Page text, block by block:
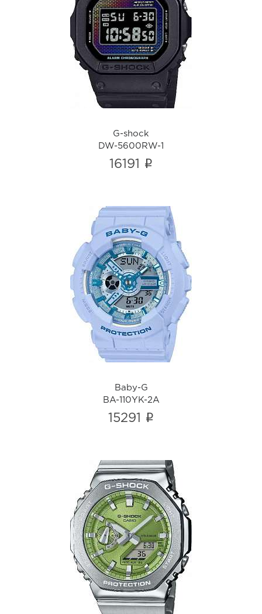
G-shock
DW-5600RW-1
i
G-shock
DW-5600RW-1
16191 i
Baby-G
BA-110YK-2A
i
Baby-G
BA-110YK-2A
15291 i
G-shock
GM-2110D-3A
i